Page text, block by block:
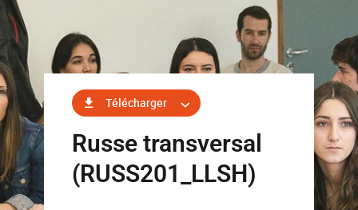
Télécharger
Russe transversal
(RUSS201_LLSH)